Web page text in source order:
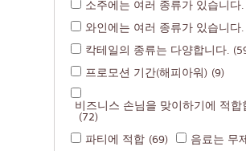
소주에는 여러 종류가 있습니다.
와인에는 여러 종류가 있습니다.
칵테일의 종류는 다양합니다.
프로모션 기간(해피아워) (9)
비즈니스 손님을 맞이하기에 적합
(72)
파티에 적합 (69) 음료는 무